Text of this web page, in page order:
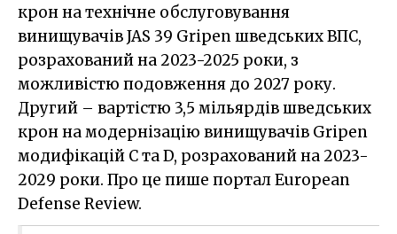
крон на технічне обслуговування
винищувачів JAS 39 Gripen шведських ВПС,
розрахований на 2023-2025 роки, з
можливістю подовження до 2027 року.
Другий – вартістю 3,5 мільярдів шведських
крон на модернізацію винищувачів Gripen
модифікацій C та D, розрахований на 2023-
2029 роки. Про це пише портал European
Defense Review.